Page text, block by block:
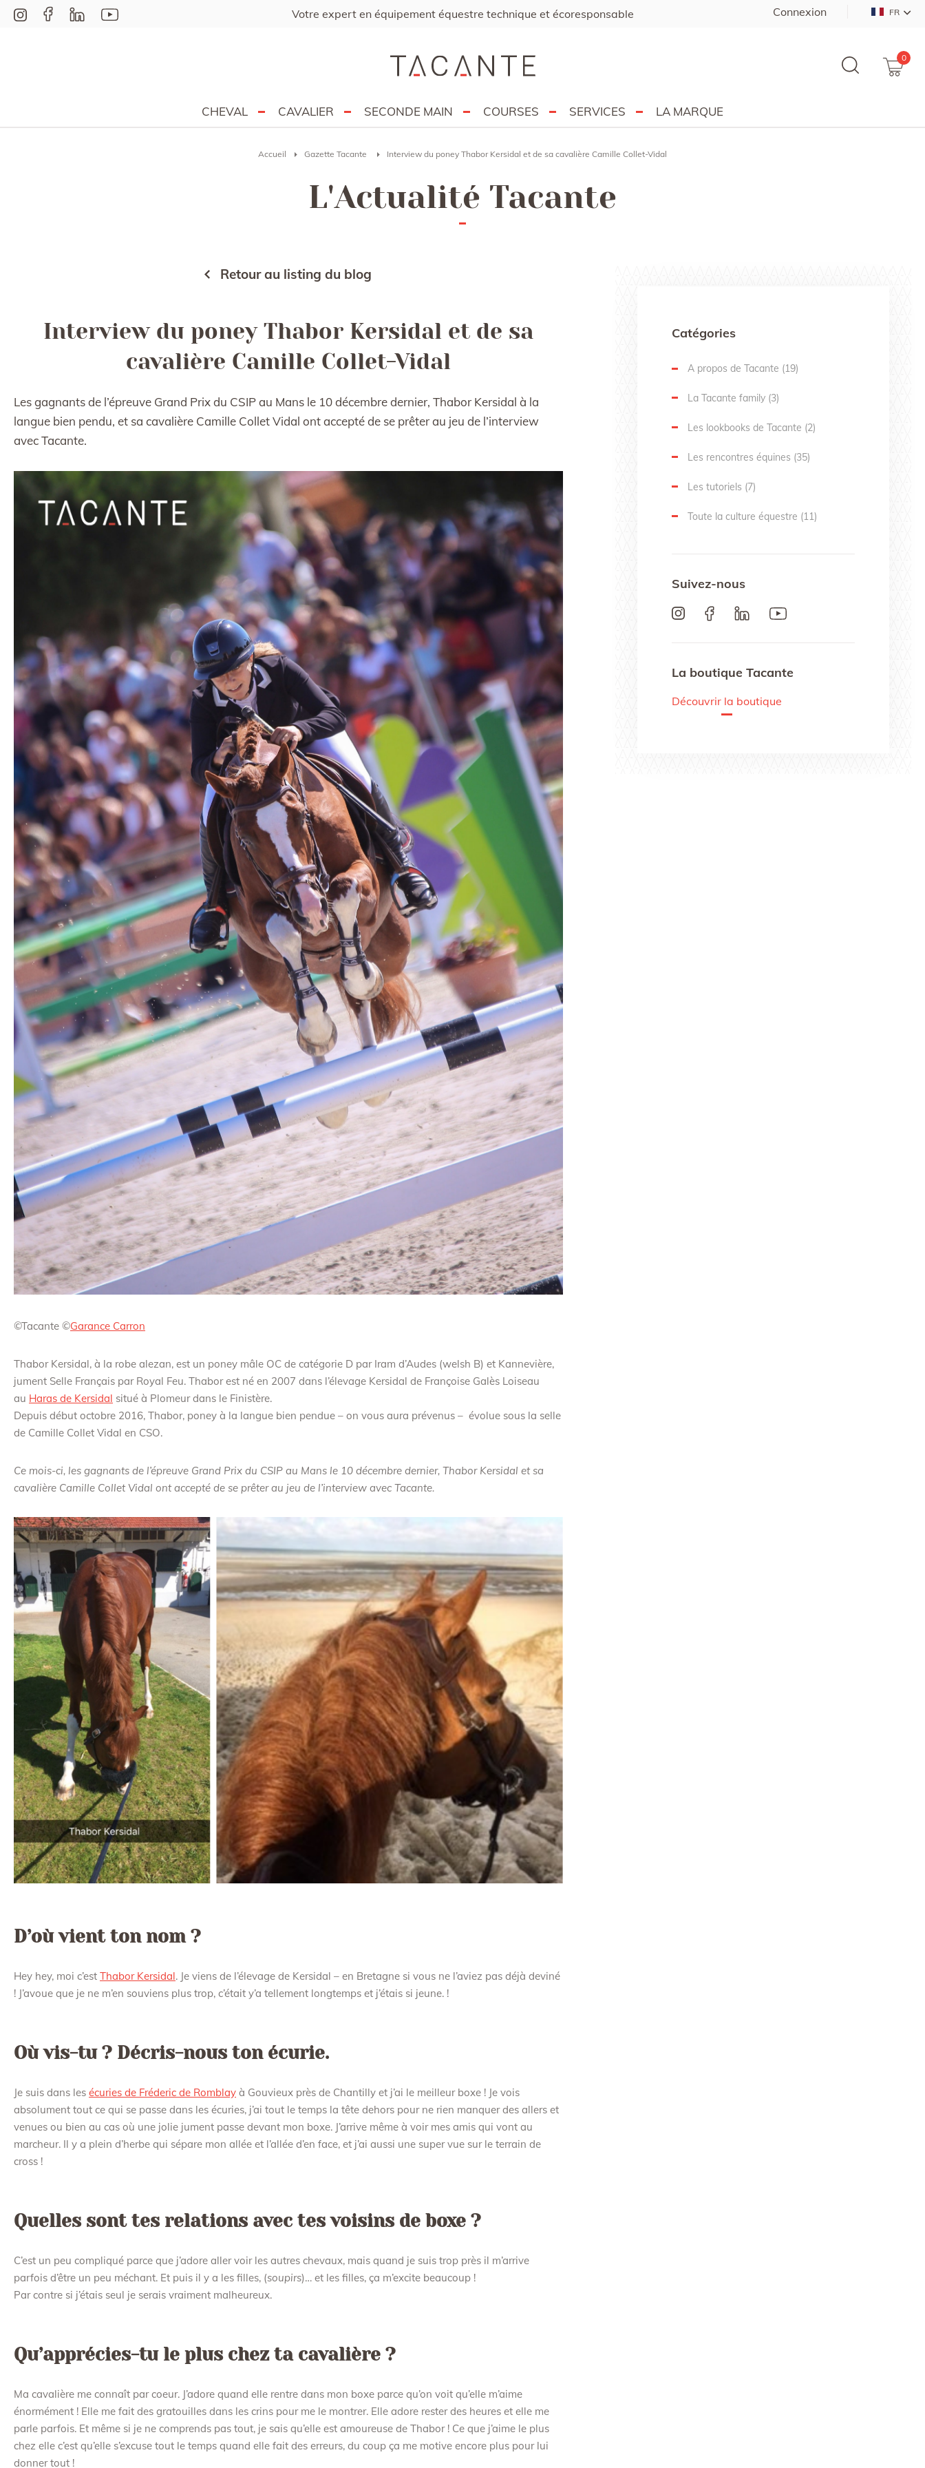
Votre expert en équipement équestre technique et écoresponsable Connexion FR
0
CHEVAL CAVALIER SECONDE MAIN COURSES SERVICES LA MARQUE
Accueil Gazette Tacante Interview du poney Thabor Kersidal et de sa cavalière Camille Collet-Vidal
L'Actualité Tacante
Catégories
A propos de Tacante (19)
La Tacante family (3)
Les lookbooks de Tacante (2)
Les rencontres équines (35)
Les tutoriels (7)
Toute la culture équestre (11)
Suivez-nous
La boutique Tacante
Découvrir la boutique
Retour au listing du blog
Interview du poney Thabor Kersidal et de sa
cavalière Camille Collet-Vidal
Les gagnants de l’épreuve Grand Prix du CSIP au Mans le 10 décembre dernier, Thabor Kersidal à la
langue bien pendu, et sa cavalière Camille Collet Vidal ont accepté de se prêter au jeu de l’interview
avec Tacante.
©Tacante ©Garance Carron
Thabor Kersidal, à la robe alezan, est un poney mâle OC de catégorie D par Iram d’Audes (welsh B) et Kannevière,
jument Selle Français par Royal Feu. Thabor est né en 2007 dans l’élevage Kersidal de Françoise Galès Loiseau
au Haras de Kersidal situé à Plomeur dans le Finistère.
Depuis début octobre 2016, Thabor, poney à la langue bien pendue – on vous aura prévenus – évolue sous la selle
de Camille Collet Vidal en CSO.
Ce mois-ci, les gagnants de l’épreuve Grand Prix du CSIP au Mans le 10 décembre dernier, Thabor Kersidal et sa
cavalière Camille Collet Vidal ont accepté de se prêter au jeu de l’interview avec Tacante.
D’où vient ton nom ?
Hey hey, moi c’est Thabor Kersidal. Je viens de l’élevage de Kersidal – en Bretagne si vous ne l’aviez pas déjà deviné
! J’avoue que je ne m’en souviens plus trop, c’était y’a tellement longtemps et j’étais si jeune. !
Où vis-tu ? Décris-nous ton écurie.
Je suis dans les écuries de Fréderic de Romblay à Gouvieux près de Chantilly et j’ai le meilleur boxe ! Je vois
absolument tout ce qui se passe dans les écuries, j’ai tout le temps la tête dehors pour ne rien manquer des allers et
venues ou bien au cas où une jolie jument passe devant mon boxe. J’arrive même à voir mes amis qui vont au
marcheur. Il y a plein d’herbe qui sépare mon allée et l’allée d’en face, et j’ai aussi une super vue sur le terrain de
cross !
Quelles sont tes relations avec tes voisins de boxe ?
C’est un peu compliqué parce que j’adore aller voir les autres chevaux, mais quand je suis trop près il m’arrive
parfois d’être un peu méchant. Et puis il y a les filles, (soupirs)… et les filles, ça m’excite beaucoup !
Par contre si j’étais seul je serais vraiment malheureux.
Qu’apprécies-tu le plus chez ta cavalière ?
Ma cavalière me connaît par coeur. J’adore quand elle rentre dans mon boxe parce qu’on voit qu’elle m’aime
énormément ! Elle me fait des gratouilles dans les crins pour me le montrer. Elle adore rester des heures et elle me
parle parfois. Et même si je ne comprends pas tout, je sais qu’elle est amoureuse de Thabor ! Ce que j’aime le plus
chez elle c’est qu’elle s’excuse tout le temps quand elle fait des erreurs, du coup ça me motive encore plus pour lui
donner tout !